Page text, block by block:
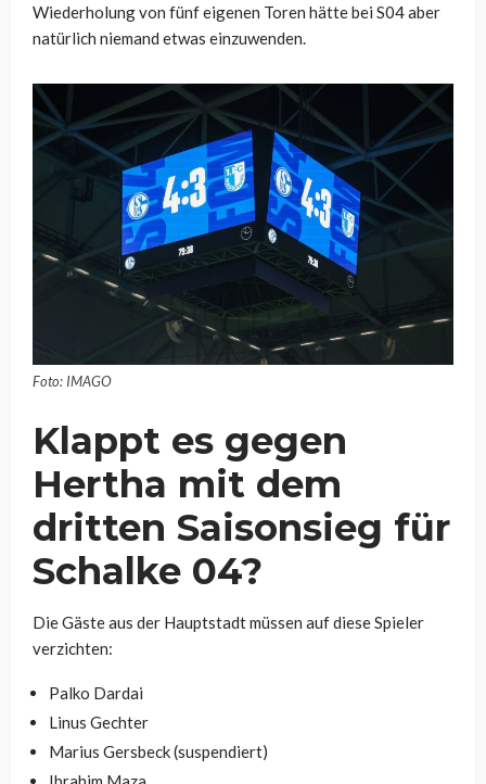
Wiederholung von fünf eigenen Toren hätte bei S04 aber
natürlich niemand etwas einzuwenden.
Foto: IMAGO
Klappt es gegen
Hertha mit dem
dritten Saisonsieg für
Schalke 04?
Die Gäste aus der Hauptstadt müssen auf diese Spieler
verzichten:
Palko Dardai
Linus Gechter
Marius Gersbeck (suspendiert)